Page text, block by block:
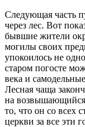
Следующая часть
через лес. Вот
бывшие жители
могилы своих
упокоилось не
старом погосте
века и
Лесная чаща
на возвышающийся
то, что он со всех
церкви за все эти